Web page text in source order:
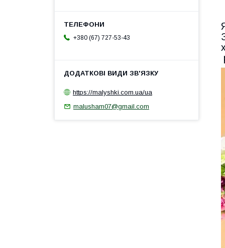
+380 (67) 727-53-43
https://malyshki.com.ua/ua
malusham07@gmail.com